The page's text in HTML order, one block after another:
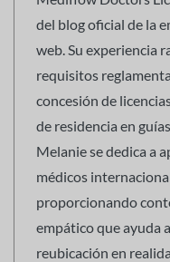
del blog oficial de la
web. Su experiencia
requisitos
concesión de
de residencia en
Melanie se dedica a
médicos
proporcionando
empático que ayuda
reubicación en